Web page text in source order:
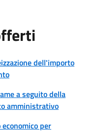
dell'importo
a seguito della
amministrativo
per